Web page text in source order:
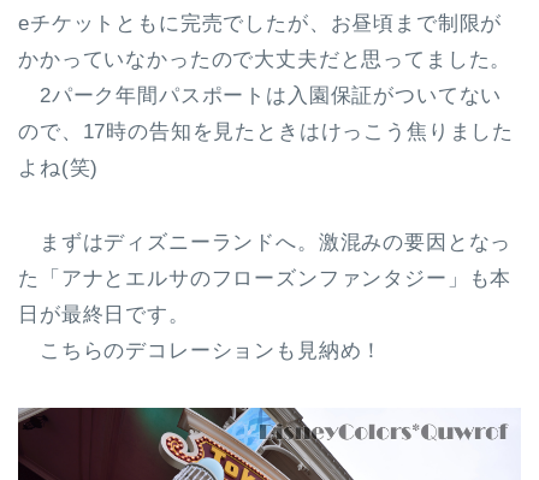
eチケットともに完売でしたが、お昼頃まで制限が
かかっていなかったので大丈夫だと思ってました。
2パーク年間パスポートは入園保証がついてない
ので、17時の告知を見たときはけっこう焦りました
よね(笑)
まずはディズニーランドへ。激混みの要因となっ
た「アナとエルサのフローズンファンタジー」も本
日が最終日です。
こちらのデコレーションも見納め！